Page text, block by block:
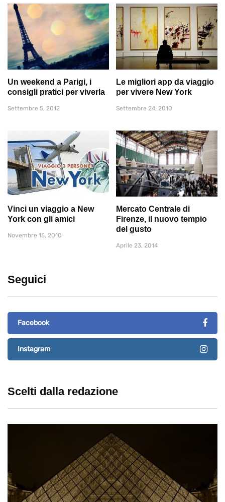
Un weekend a Parigi, i
consigli pratici per viverla
Settembre 5, 2012
Le migliori app da viaggio
per vivere New York
Settembre 24, 2010
Vinci un viaggio a New
York con gli amici
Novembre 15, 2010
Mercato Centrale di
Firenze, il nuovo tempio
del gusto
Aprile 23, 2014
Seguici
Facebook
Instagram
Scelti dalla redazione